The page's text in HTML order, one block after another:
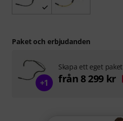
Paket och erbjudanden
+1
Skapa ett eget paket
från 8 299 kr